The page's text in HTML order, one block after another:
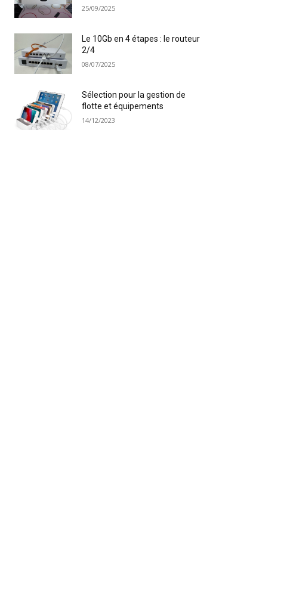
25/09/2025
Le 10Gb en 4 étapes : le routeur
2/4
08/07/2025
Sélection pour la gestion de
flotte et équipements
14/12/2023